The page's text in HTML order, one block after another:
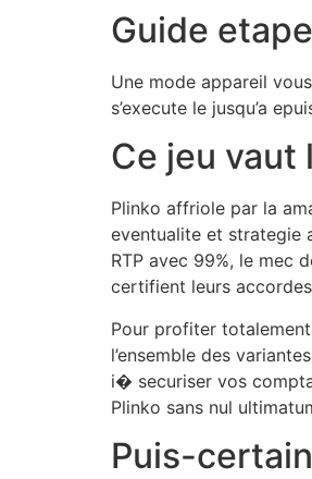
Guide
Une mode appareil
s’execute le jusqu’a
Ce jeu
Plinko affriole par la
eventualite et strategie
RTP avec 99%, le mec
certifient leurs
Pour profiter
l’ensemble des
i� securiser vos
Plinko sans nul
Puis-